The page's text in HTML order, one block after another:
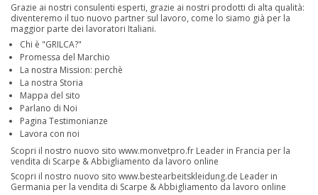
Grazie ai nostri consulenti esperti, grazie ai nostri prodotti di alta qualità:
diventeremo il tuo nuovo partner sul lavoro, come lo siamo già per la
maggior parte dei lavoratori Italiani.
Chi è "GRILCA?"
Promessa del Marchio
La nostra Mission: perchè
La nostra Storia
Mappa del sito
Parlano di Noi
Pagina Testimonianze
Lavora con noi
Scopri il nostro nuovo sito www.monvetpro.fr Leader in Francia per la
vendita di Scarpe & Abbigliamento da lavoro online
Scopri il nostro nuovo sito www.bestearbeitskleidung.de Leader in
Germania per la vendita di Scarpe & Abbigliamento da lavoro online